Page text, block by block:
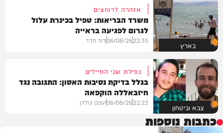
בארץ
אזהרה לרוחצים
משרד הבריאות: טפיל בכינרת עלול
לגרום לפגיעה בראייה
22:35
06/08/26דוד חדד
צבא וביטחון
נפילת שני החיילים
בגלל בדיקת נסיבות האסון: התגובה נגד
חיזבאללה הוקפאה
22:23
06/08/26יענקי גולדן
כתבות נוספות